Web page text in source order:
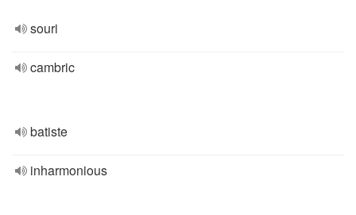
souri
cambric
batiste
inharmonious